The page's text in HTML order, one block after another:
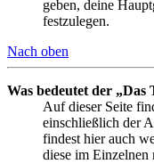
geben, deine
festzulegen.
Nach oben
Was bedeutet der
Auf dieser Seite
einschließlich der
findest hier auch
diese im Einzelnen